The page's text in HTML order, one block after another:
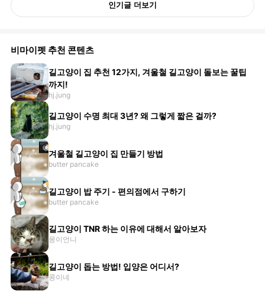
인기글 더보기
비마이펫 추천 콘텐츠
길고양이 집 추천 12가지, 겨울철 길고양이 돌보는 꿀팁
까지!
hj.jung
길고양이 수명 최대 3년? 왜 그렇게 짧은 걸까?
hj.jung
겨울철 길고양이 집 만들기 방법
butter pancake
길고양이 밥 주기 - 편의점에서 구하기
butter pancake
길고양이 TNR 하는 이유에 대해서 알아보자
몽이언니
길고양이 돕는 방법! 입양은 어디서?
콩이네